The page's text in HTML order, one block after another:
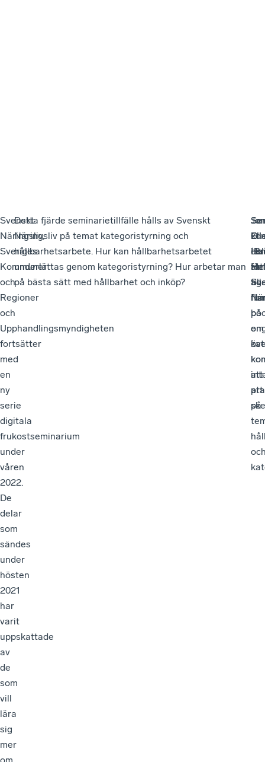
Svenskt
Näringsliv,
Sveriges
Kommuner
och
Regioner
och
Upphandlingsmyndigheten
fortsätter
med
en
ny
serie
digitala
frukostseminarium
under
våren
2022.
De
delar
som
sändes
under
hösten
2021
har
varit
uppskattade
av
de
som
vill
lära
sig
mer
Detta fjärde seminarietillfälle hålls av Svenskt
Näringsliv på temat kategoristyrning och
hållbarhetsarbete. Hur kan hållbarhetsarbetet
underlättas genom kategoristyrning? Hur arbetar man
på bästa sätt med hållbarhet och inköp?
J
O
till
om
att
på
att
på
att